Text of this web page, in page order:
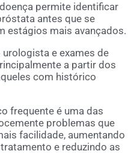
permite identificar
antes que se
estágios mais avançados.
e exames de
a partir dos
com histórico
frequente é uma das
problemas que
facilidade, aumentando
e reduzindo as